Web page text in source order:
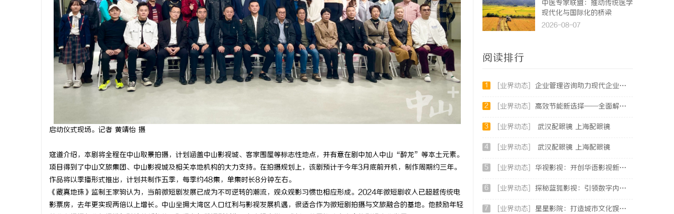
启动仪式现场。记者 黄靖怡 摄
寇道介绍，本剧将全程在中山取景拍摄，计划涵盖中山影视城、客家围屋等标志性地点，并有意在剧中加入中山“醉龙”等本土元素。
项目得到了中山文旅集团、中山影视城及相关本地机构的大力支持。在拍摄规划上，该剧预计于今年3月底前开机，制作周期约三年。
作品将以季播形式推出，计划共制作五季，每季约48集，单集时长8分钟左右。
《藏真地珠》监制王家驹认为，当前微短剧发展已成为不可逆转的潮流，观众观影习惯也相应形成。2024年微短剧收入已超越传统电
影票房，去年更实现两倍以上增长。中山坐拥大湾区人口红利与影视发展机遇，很适合作为微短剧拍摄与文旅融合的基地。他鼓励年轻
中医专家联盟：推动传统医学
现代化与国际化的桥梁
2026-08-07
阅读排行
1 [业界动态] 企业管理咨询助力现代企业提升竞争力的实践与策略
2 [业界动态] 高效节能新选择——全面解析低露点除湿机的应用与优势
3 [业界动态] 武汉配眼镜 上海配眼镜
4 [业界动态] 武汉配眼镜 上海配眼镜
5 [业界动态] 华视影视：开创华语影视新时代的领航者
6 [业界动态] 探秘蓝狐影视：引领数字内容新时代的先锋平台
7 [业界动态] 星星影院：打造城市文化娱乐新地标的璀璨明珠